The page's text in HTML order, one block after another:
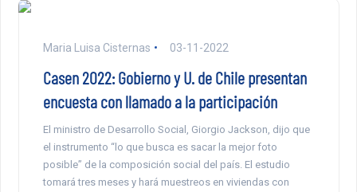
Maria Luisa Cisternas 03-11-2022
Casen 2022: Gobierno y U. de Chile presentan
encuesta con llamado a la participación
El ministro de Desarrollo Social, Giorgio Jackson, dijo que
el instrumento “lo que busca es sacar la mejor foto
posible” de la composición social del país. El estudio
tomará tres meses y hará muestreos en viviendas con